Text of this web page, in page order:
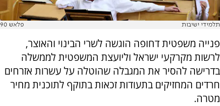
תלמידי ישיבות פלאש 90
פנייה משפטית דחופה הוגשה לשרי הבינוי והאוצר,
לרשות מקרקעי ישראל וליועצת המשפטית לממשלה
בדרישה להסיר את המגבלה שהוטלה על עשרות אזרחים
חרדים המחזיקים בתעודות זכאות בתוקף לתוכנית מחיר
מטרה.